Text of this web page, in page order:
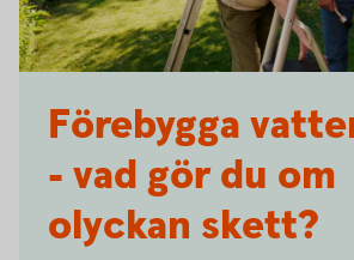
Förebygga
- vad gör du om
olyckan skett?